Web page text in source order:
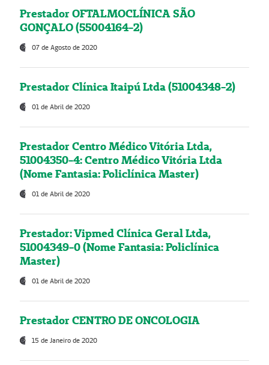
Prestador OFTALMOCLÍNICA SÃO
GONÇALO (55004164-2)
07 de Agosto de 2020
Prestador Clínica Itaipú Ltda (51004348-2)
01 de Abril de 2020
Prestador Centro Médico Vitória Ltda,
51004350-4: Centro Médico Vitória Ltda
(Nome Fantasia: Policlínica Master)
01 de Abril de 2020
Prestador: Vipmed Clínica Geral Ltda,
51004349-0 (Nome Fantasia: Policlínica
Master)
01 de Abril de 2020
Prestador CENTRO DE ONCOLOGIA
15 de Janeiro de 2020